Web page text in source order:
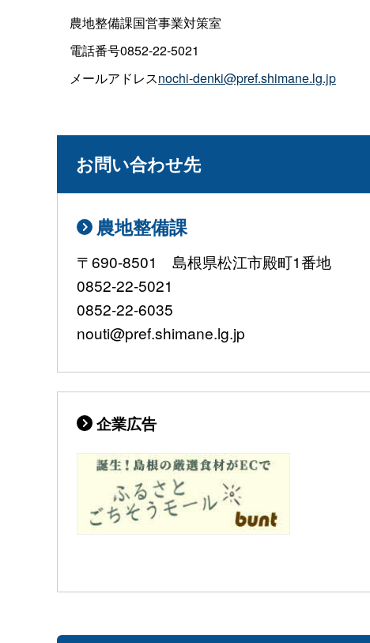
農地整備課国営事業対策室
電話番号0852-22-5021
メールアドレスnochi-denki@pref.shimane.lg.jp
お問い合わせ先
農地整備課
〒690-8501 島根県松江市殿町1番地
0852-22-5021
0852-22-6035
nouti@pref.shimane.lg.jp
企業広告